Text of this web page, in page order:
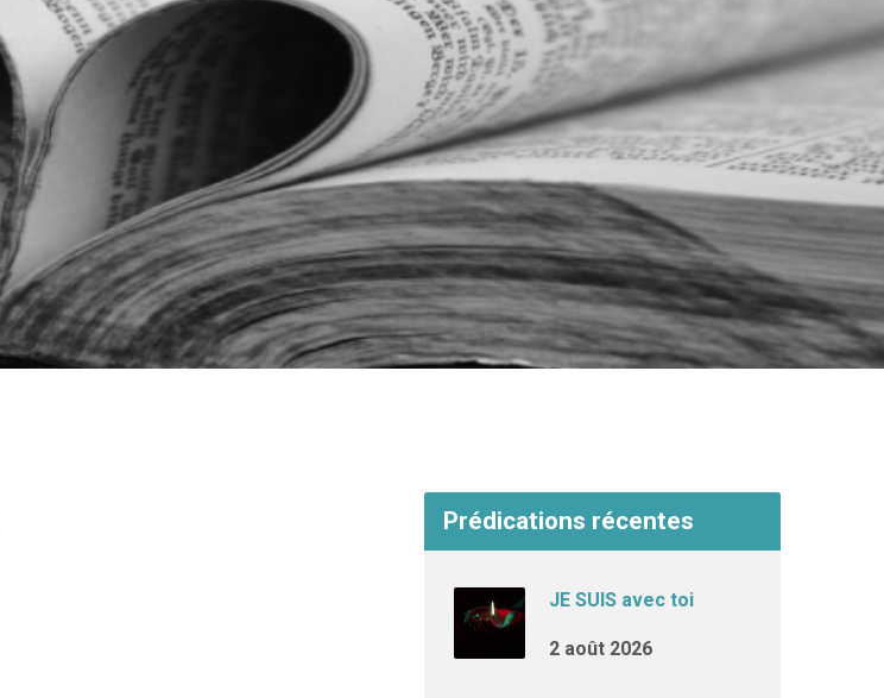
Prédications récentes
JE SUIS avec toi
2 août 2026